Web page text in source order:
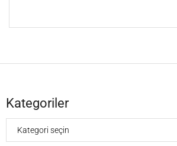
Kategoriler